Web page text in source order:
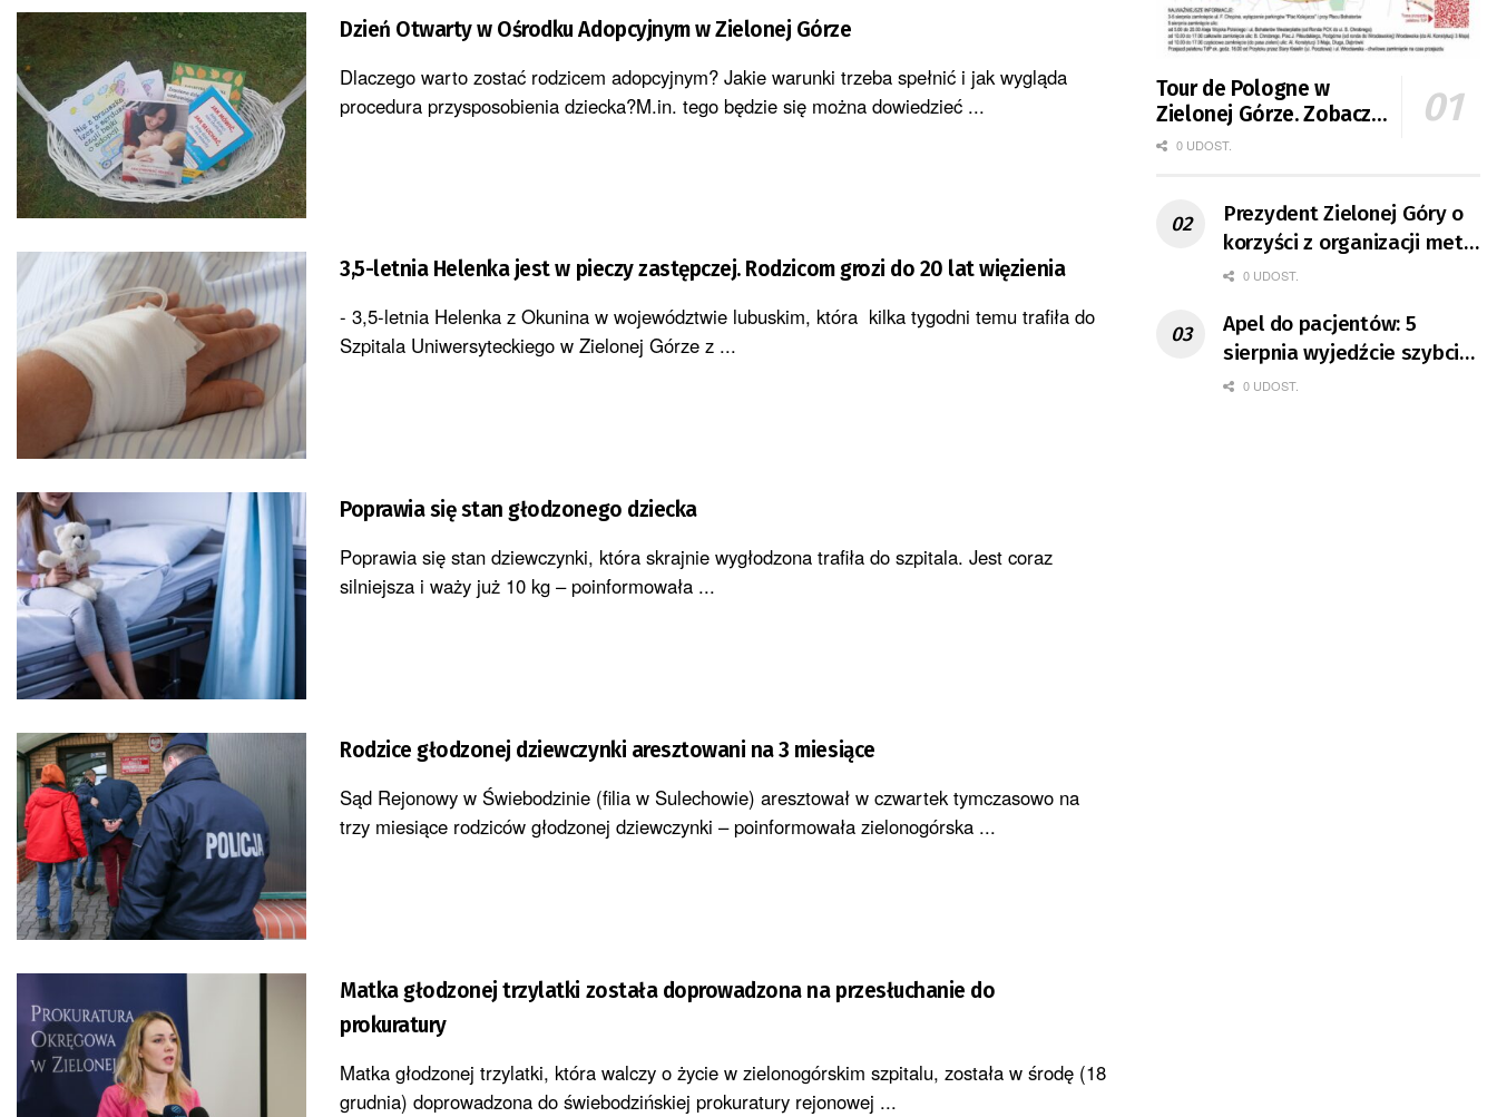
Dzień Otwarty w Ośrodku Adopcyjnym w Zielonej Górze
Dlaczego warto zostać rodzicem adopcyjnym? Jakie warunki trzeba spełnić i jak wygląda
procedura przysposobienia dziecka?M.in. tego będzie się można dowiedzieć ...
3,5-letnia Helenka jest w pieczy zastępczej. Rodzicom grozi do 20 lat więzienia
- 3,5-letnia Helenka z Okunina w województwie lubuskim, która kilka tygodni temu trafiła do
Szpitala Uniwersyteckiego w Zielonej Górze z ...
Poprawia się stan głodzonego dziecka
Poprawia się stan dziewczynki, która skrajnie wygłodzona trafiła do szpitala. Jest coraz
silniejsza i waży już 10 kg – poinformowała ...
Rodzice głodzonej dziewczynki aresztowani na 3 miesiące
Sąd Rejonowy w Świebodzinie (filia w Sulechowie) aresztował w czwartek tymczasowo na
trzy miesiące rodziców głodzonej dziewczynki – poinformowała zielonogórska ...
Matka głodzonej trzylatki została doprowadzona na przesłuchanie do
prokuratury
Matka głodzonej trzylatki, która walczy o życie w zielonogórskim szpitalu, została w środę (18
grudnia) doprowadzona do świebodzińskiej prokuratury rejonowej ...
Tour de Pologne w
Zielonej Górze. Zobacz
zmiany w organizacji
0 UDOST.
Prezydent Zielonej Góry o
korzyści z organizacji mety
Tour de Pologne
0 UDOST.
Apel do pacjentów: 5
sierpnia wyjedźcie szybciej
z domów
0 UDOST.